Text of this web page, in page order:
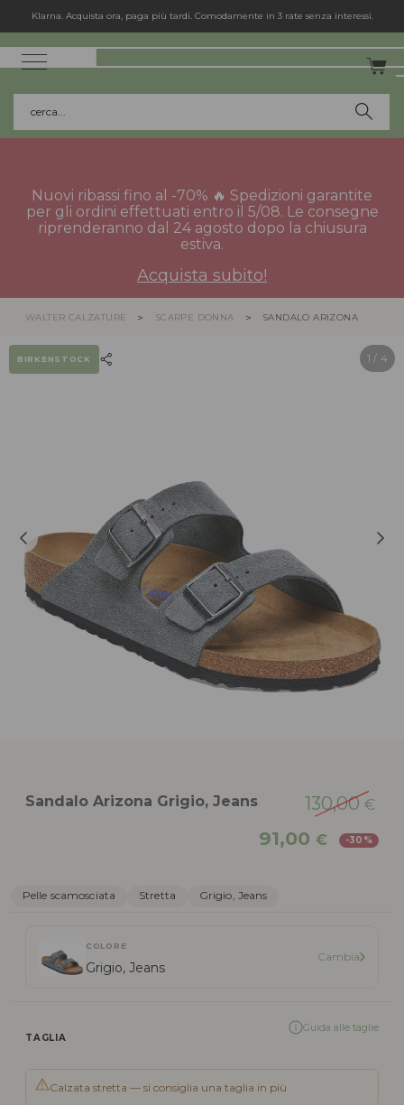
Klarna. Acquista ora, paga più tardi. Comodamente in 3 rate senza interessi.
cerca...
Nuovi ribassi fino al -70% 🔥 Spedizioni garantite
per gli ordini effettuati entro il 5/08. Le consegne
riprenderanno dal 24 agosto dopo la chiusura
estiva.
Acquista subito!
WALTER CALZATURE SCARPE DONNA SANDALO ARIZONA
1 / 4
BIRKENSTOCK
Sandalo Arizona Grigio, Jeans 130,00 €
prezzo
91,00 € -30%
Pelle scamosciata Stretta Grigio, Jeans
COLORE
Grigio, Jeans
Cambia
TAGLIA
Guida alle taglie
Calzata stretta — si consiglia una taglia in più